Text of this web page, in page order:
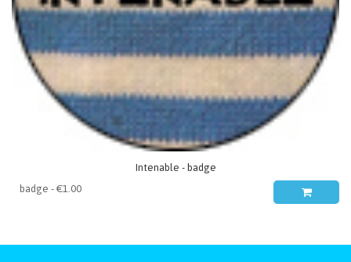
Intenable - badge